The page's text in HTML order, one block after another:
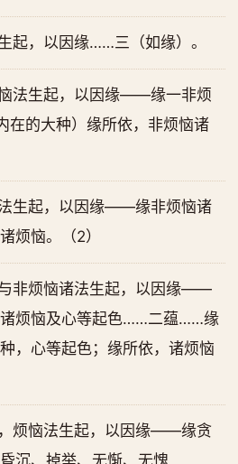
起，以因缘……三（如缘）。
法生起，以因缘——缘一非烦
的大种）缘所依，非烦恼诸
生起，以因缘——缘非烦恼诸
烦恼。（2）
非烦恼诸法生起，以因缘——
诸烦恼及心等起色……二蕴……缘
，心等起色；缘所依，诸烦恼
烦恼法生起，以因缘——缘贪
沉、掉举、无惭、无愧